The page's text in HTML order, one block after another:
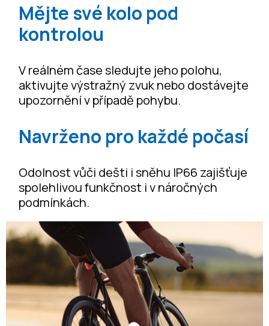
Mějte své kolo pod
kontrolou
V reálném čase sledujte jeho polohu,
aktivujte výstražný zvuk nebo dostávejte
upozornění v případě pohybu.
Navrženo pro každé počasí
Odolnost vůči dešti i sněhu IP66 zajišťuje
spolehlivou funkčnost i v náročných
podmínkách.